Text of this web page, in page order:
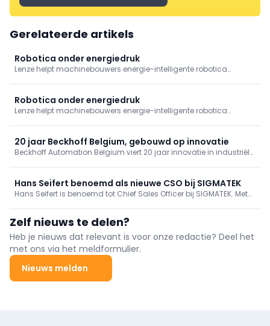
Gerelateerde artikels
Robotica onder energiedruk
Lenze helpt machinebouwers energie-intelligente robotica
toekomstbestendige, schaalbare machinebouw.
Robotica onder energiedruk
Lenze helpt machinebouwers energie-intelligente robotica
toekomstbestendige, schaalbare machinebouw.
20 jaar Beckhoff Belgium, gebouwd op innovatie
Beckhoff Automation Belgium viert 20 jaar innovatie in industriële
de industrie blijven vernieuwen.
Hans Seifert benoemd als nieuwe CSO bij SIGMATEK
Hans Seifert is benoemd tot Chief Sales Officer bij SIGMATEK. Met
automatiseringsspecialist versnellen.
Zelf nieuws te delen?
Heb je nieuws dat relevant is voor onze redactie? Deel het
met ons via het meldformulier.
Nieuws melden